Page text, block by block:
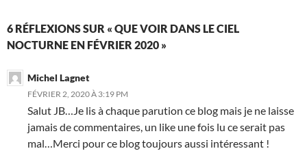
6 RÉFLEXIONS SUR « QUE VOIR DANS LE CIEL
NOCTURNE EN FÉVRIER 2020 »
Michel Lagnet
FÉVRIER 2, 2020 À 3:19 PM
Salut JB…Je lis à chaque parution ce blog mais je ne laisse
jamais de commentaires, un like une fois lu ce serait pas
mal…Merci pour ce blog toujours aussi intéressant !